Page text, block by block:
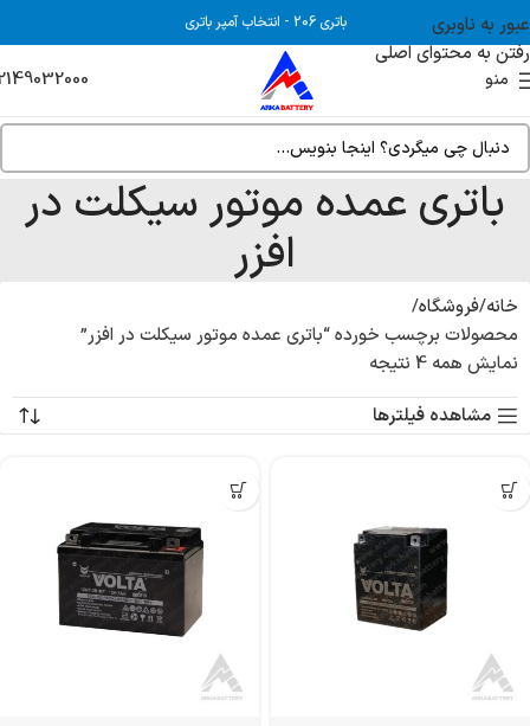
عبور به ناوبری
رفتن به محتوای اصلی
باتری 206 - انتخاب آمپر باتری
منو
باتری عمده موتور سیکلت در
افزر
خانه فروشگاه
محصولات برچسب خورده “باتری عمده موتور سیکلت در افزر”
نمایش همه 4 نتیجه
مشاهده فیلترها